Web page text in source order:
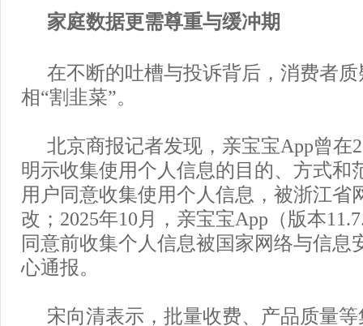
家庭数据更需尊重与缓冲期
在不断的吐槽与投诉背后，消费者
相“割韭菜”。
北京商报记者发现，亲宝宝App曾在
明示收集使用个人信息的目的、方式和
用户同意收集使用个人信息，被浙江省
改；2025年10月，亲宝宝App（版本
同意前收集个人信息被国家网络与信息
心通报。
宋向清表示，批量收费、产品质量